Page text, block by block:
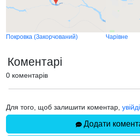
Покровка (Закорчований) Чарівне
Коментарі
0 коментарів
Для того, щоб залишити коментар,
Додати